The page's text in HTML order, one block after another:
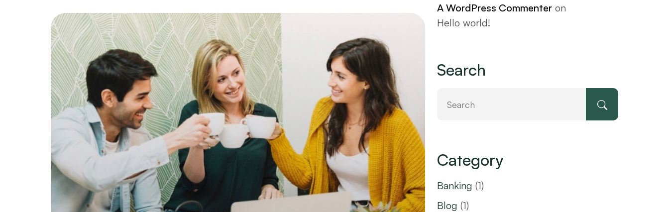
A WordPress Commenter on
Hello world!
Search
Category
Banking (1)
Blog (1)